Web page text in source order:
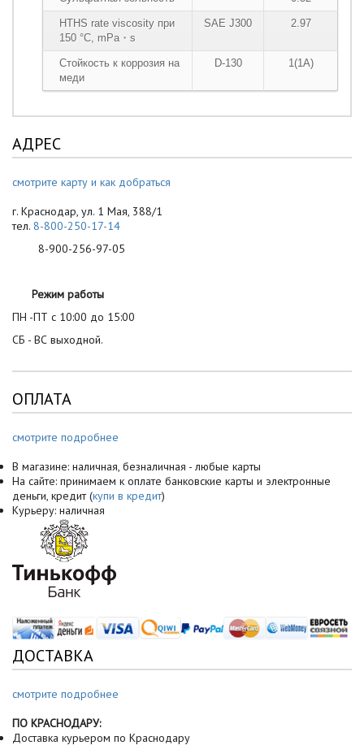
HTHS rate viscosity при
150 °C, mPa・s
SAE J300 2.97
Стойкость к коррозия на
меди
D-130 1(1А)
АДРЕС
смотрите карту и как добраться
г. Краснодар, ул. 1 Мая, 388/1
тел. 8-800-250-17-14
8-900-256-97-05
Режим работы
ПН -ПТ с 10:00 до 15:00
СБ - ВС выходной.
ОПЛАТА
смотрите подробнее
В магазине: наличная, безналичная - любые карты
На сайте: принимаем к оплате банковские карты и электронные
деньги, кредит (купи в кредит)
Курьеру: наличная
ДОСТАВКА
смотрите подробнее
ПО КРАСНОДАРУ:
Доставка курьером по Краснодару